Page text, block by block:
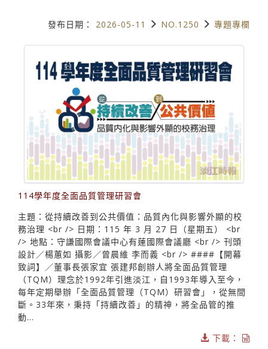
發布日期： 2026-05-11 NO.1250 專題專欄
114學年度全面品質管理研習會
主題：從持續改善到公共價值：品質內化與影響外顯的校
務治理 <br /> 日期：115 年 3 月 27 日（星期五） <br
/> 地點：守謙國際會議中心有蓮國際會議廳 <br /> 刊頭
設計／楊蕙如 攝影／曾晨維 李而義 <br /> ####【開幕
致詞】／董事長張家宜 張建邦創辦人將全面品質管理
（TQM）理念於1992年引進淡江，自1993年導入至今，
每年定期舉辦「全面品質管理（TQM）研習會」，從無間
斷。33年來，秉持「持續改善」的精神，將全品管的推
動...
下載：